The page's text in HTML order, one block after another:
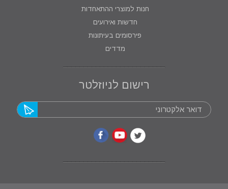
חנות למוצרי ההתאחדות
חדשות ואירועים
פירסומים בעיתונות
מדדים
רישום לניוזלטר